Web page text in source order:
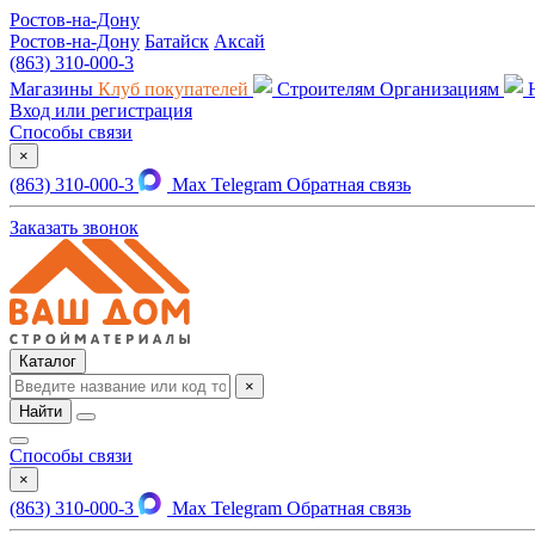
Ростов-на-Дону
Ростов-на-Дону Батайск Аксай
(863) 310-000-3
Магазины Клуб покупателей Строителям Организациям
Вход или регистрация
Способы связи
×
(863) 310-000-3 Max Telegram Обратная связь
Заказать звонок
Каталог
×
Найти
Способы связи
×
(863) 310-000-3 Max Telegram Обратная связь